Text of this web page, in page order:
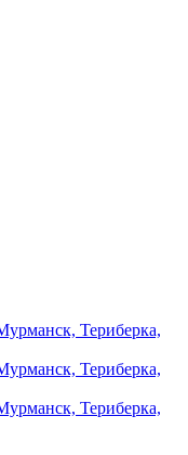
Териберка,
Териберка,
Териберка,